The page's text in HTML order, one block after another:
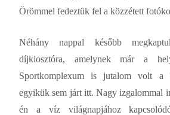
Örömmel fedeztük fel a közzétett
Néhány nappal később
díjkiosztóra, amelynek már a
Sportkomplexum is jutalom volt a
egyikük sem járt itt. Nagy izgalommal
én a víz világnapjához